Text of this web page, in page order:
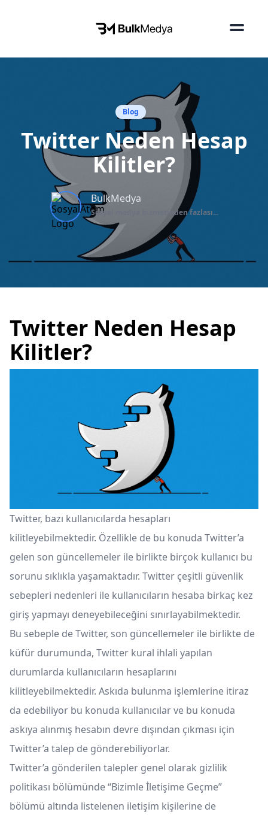
Blog
Twitter Neden Hesap
Kilitler?
BulkMedya
Sosyal medya hizmetinden fazlası...
Twitter Neden Hesap
Kilitler?
Twitter, bazı kullanıcılarda hesapları
kilitleyebilmektedir. Özellikle de bu konuda Twitter’a
gelen son güncellemeler ile birlikte birçok kullanıcı bu
sorunu sıklıkla yaşamaktadır. Twitter çeşitli güvenlik
sebepleri nedenleri ile kullanıcıların hesaba birkaç kez
giriş yapmayı deneyebileceğini sınırlayabilmektedir.
Bu sebeple de Twitter, son güncellemeler ile birlikte de
küfür durumunda, Twitter kural ihlali yapılan
durumlarda kullanıcıların hesaplarını
kilitleyebilmektedir. Askıda bulunma işlemlerine itiraz
da edebiliyor bu konuda kullanıcılar ve bu konuda
askıya alınmış hesabın devre dışından çıkması için
Twitter’a talep de gönderebiliyorlar.
Twitter’a gönderilen talepler genel olarak gizlilik
politikası bölümünde “Bizimle İletişime Geçme”
bölümü altında listelenen iletişim kişilerine de